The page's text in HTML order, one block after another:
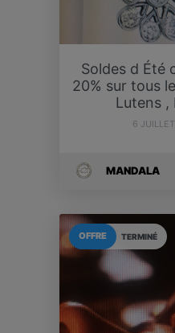
Soldes d Été
20% sur tous
Lutens ,
6
MANDALA
TERMINÉ
OFFRE